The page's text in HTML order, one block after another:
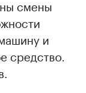
смены
и
средство.